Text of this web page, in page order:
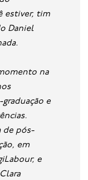
estiver, tim
Daniel
na
e
de pós-
em
e